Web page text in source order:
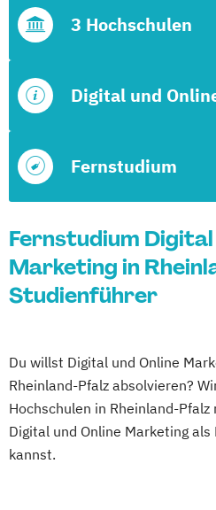
Fernstudium
Digital und
3 Hochschulen
Fernstudium Digital
Marketing in
Studienführer
Du willst Digital und Online
Rheinland-Pfalz absolvieren?
Hochschulen in Rheinland-
Digital und Online Marketing
kannst.